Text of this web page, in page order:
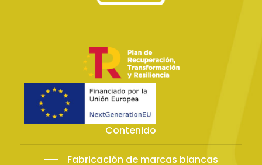
Contenido
Fabricación de marcas blancas